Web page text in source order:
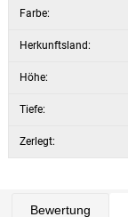
Farbe:
Herkunftsland:
Höhe:
Tiefe:
Zerlegt:
Bewertung